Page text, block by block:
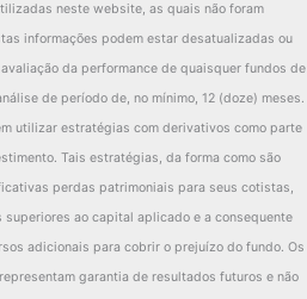
neste website, as quais não foram
informações podem estar desatualizadas ou
da performance de quaisquer fundos de
de período de, no mínimo, 12 (doze) meses.
utilizar estratégias com derivativos como parte
Tais estratégias, da forma como são
perdas patrimoniais para seus cotistas,
ao capital aplicado e a consequente
adicionais para cobrir o prejuízo do fundo. Os
garantia de resultados futuros e não